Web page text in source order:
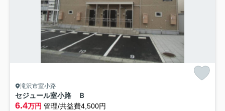
滝沢市室小路
セジュール室小路 Ｂ
6.4万円 管理/共益費4,500円